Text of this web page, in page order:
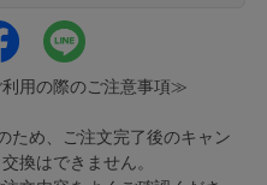
用の際のご注意事項≫
ため、ご注文完了後のキャン
換はできません。